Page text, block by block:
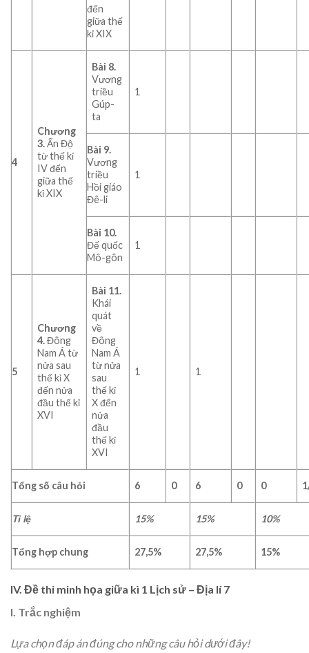
đến
giữa thế
kỉ XIX
4
Chương
3.Ấn Độ
từ thế kỉ
IV đến
giữa thế
kỉ XIX
Bài 8.
Vương
triều
Gúp-
ta
1
Bài 9.
Vương
triều
Hồi giáo
Đê-li
1
Bài 10.
Đế quốc
Mô-gôn
1
5
Chương
4.Đông
Nam Á từ
nửa sau
thế kỉ X
đến nửa
đầu thế kỉ
XVI
Bài 11.
Khái
quát
về
Đông
Nam Á
từ nửa
sau
thế kỉ
X đến
nửa
đầu
thế kỉ
XVI
1 1
Tổng số câu hỏi 6 0 6 0 0
Tỉ lệ 15% 15% 10%
Tổng hợp chung 27,5% 27,5% 15%
IV. Đề thi minh họa giữa kì 1 Lịch sử – Địa lí 7
I. Trắc nghiệm
Lựa chọn đáp án đúng cho những câu hỏi dưới đây!